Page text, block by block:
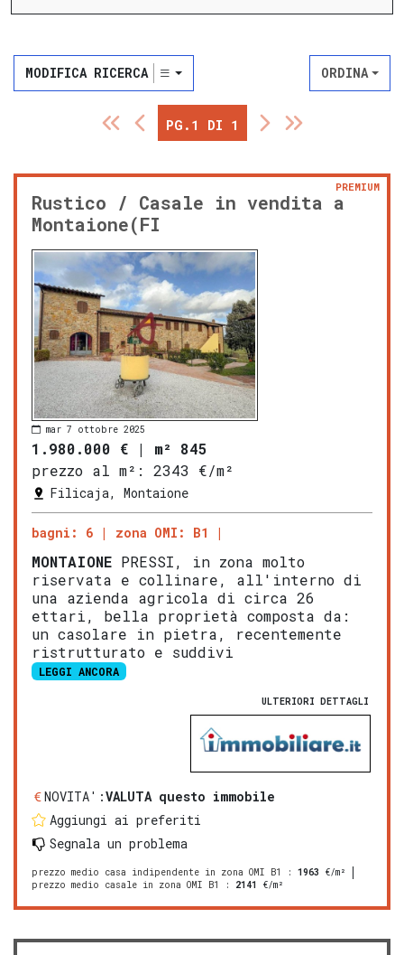
MODIFICA RICERCA ORDINA
PG.1 DI 1
Rustico / Casale in vendita a
Montaione(FI
PREMIUM
mar 7 ottobre 2025
1.980.000 € | m² 845
prezzo al m²:
2343 €/m²
Filicaja, Montaione
bagni: 6 zona OMI: B1
MONTAIONE PRESSI, in zona molto
riservata e collinare, all'interno di
una azienda agricola di circa 26
ettari, bella proprietà composta da:
un casolare in pietra, recentemente
ristrutturato e suddivi
LEGGI ANCORA
ULTERIORI DETTAGLI
NOVITA':VALUTA questo immobile
Aggiungi ai preferiti
Segnala un problema
prezzo medio casa indipendente in zona OMI B1 : 1963 €/m²
prezzo medio casale in zona OMI B1
: 2141 €/m²